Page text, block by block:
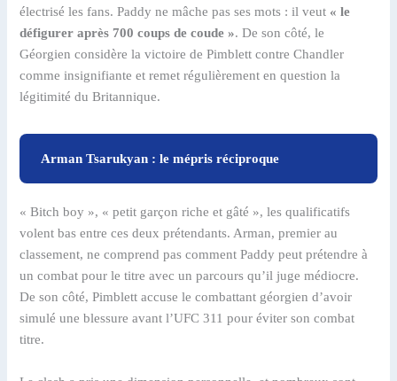
électrisé les fans. Paddy ne mâche pas ses mots : il veut « le
défigurer après 700 coups de coude ». De son côté, le
Géorgien considère la victoire de Pimblett contre Chandler
comme insignifiante et remet régulièrement en question la
légitimité du Britannique.
Arman Tsarukyan : le mépris réciproque
« Bitch boy », « petit garçon riche et gâté », les qualificatifs
volent bas entre ces deux prétendants. Arman, premier au
classement, ne comprend pas comment Paddy peut prétendre à
un combat pour le titre avec un parcours qu’il juge médiocre.
De son côté, Pimblett accuse le combattant géorgien d’avoir
simulé une blessure avant l’UFC 311 pour éviter son combat
titre.